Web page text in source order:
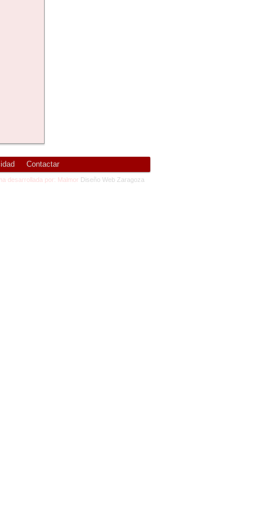
Contactar
desarrollada por: Malmor Diseño Web Zaragoza